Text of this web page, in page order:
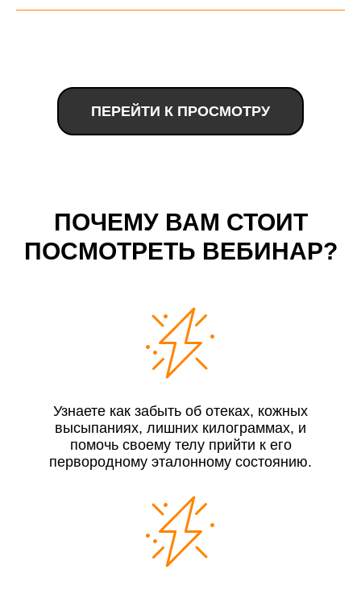
ПЕРЕЙТИ К ПРОСМОТРУ
ПОЧЕМУ ВАМ СТОИТ
ПОСМОТРЕТЬ ВЕБИНАР?
Узнаете как забыть об отеках, кожных
высыпаниях, лишних килограммах, и
помочь своему телу прийти к его
первородному эталонному состоянию.